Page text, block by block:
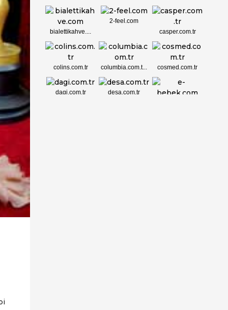
bialettikahve....
2-feel.com
casper.com.tr
colins.com.tr columbia.com.t... cosmed.com.tr
dagi.com.tr
desa.com.tr